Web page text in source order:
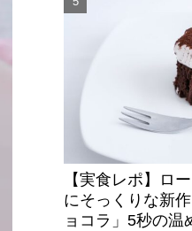
【実食レポ】ロ
にそっくりな新
ョコラ」5秒の温